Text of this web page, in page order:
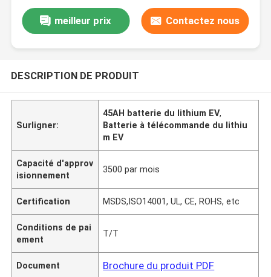
meilleur prix Contactez nous
DESCRIPTION DE PRODUIT
Surligner:
45AH batterie du lithium EV,
Batterie à télécommande du lithiu
m EV
Capacité d'approv
isionnement
3500 par mois
Certification MSDS,ISO14001, UL, CE, ROHS, etc
Conditions de pai
ement
T/T
Document Brochure du produit PDF